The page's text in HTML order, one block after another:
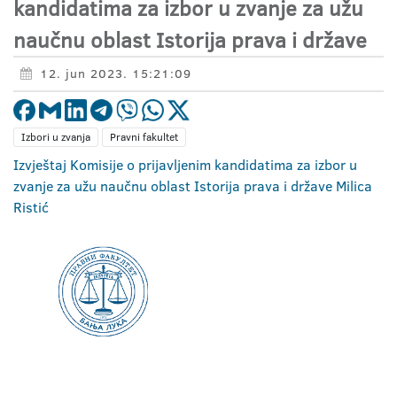
kandidatima za izbor u zvanje za užu
naučnu oblast Istorija prava i države
12. jun 2023. 15:21:09
Izbori u zvanja Pravni fakultet
Izvještaj Komisije o prijavljenim kandidatima za izbor u
zvanje za užu naučnu oblast Istorija prava i države Milica
Ristić